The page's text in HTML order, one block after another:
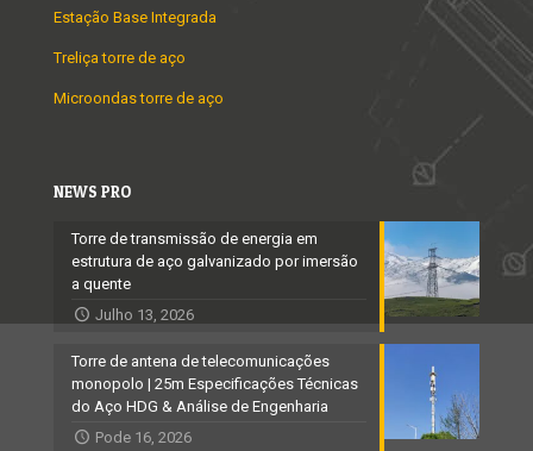
Estação Base Integrada
Treliça torre de aço
Microondas torre de aço
NEWS PRO
Torre de transmissão de energia em
estrutura de aço galvanizado por imersão
a quente
Julho 13, 2026
Torre de antena de telecomunicações
monopolo | 25m Especificações Técnicas
do Aço HDG & Análise de Engenharia
Pode 16, 2026